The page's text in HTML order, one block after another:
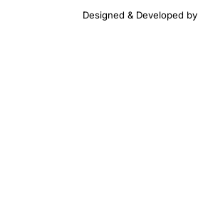
Designed & Developed by